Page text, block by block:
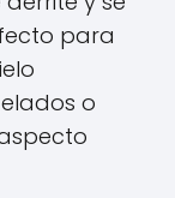
para
o